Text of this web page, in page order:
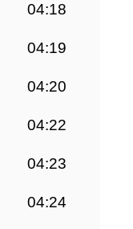
04:18
04:19
04:20
04:22
04:23
04:24